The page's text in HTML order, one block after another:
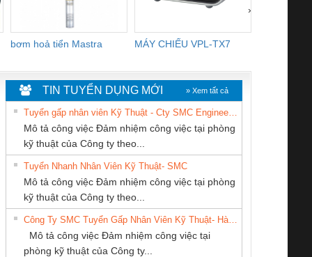
bơm hoả tiển Mastra MÁY CHIẾU VPL-TX7
›
Le An Toàn
Contact
– PSR-
SCP-
FSP/2X1/1X2
Bộ giám sát chuỗi
tấm pin
TRANSCLINIC 16I+
1K5 L (2433950000)
Bộ giám sát dòng
TRANSCLINIC 16I+
(2008130000)
Tan Dong Cang
company LTD
CÔNG TY CỔ
PHẦN DÂY VÀ
CÁP ĐIỆN
THƯỢNG ĐÌNH
Cty TNHH TM QC
TIN TUYỂN DỤNG MỚI » Xem tất cả
Mô tả công việc Đảm nhiệm công việc tại phòng
kỹ thuật của Công ty theo...
Tuyển Nhanh Nhân Viên Kỹ Thuật- SMC
Mô tả công việc Đảm nhiệm công việc tại phòng
kỹ thuật của Công ty theo...
Mô tả công việc Đảm nhiệm công việc tại
phòng kỹ thuật của Công ty...